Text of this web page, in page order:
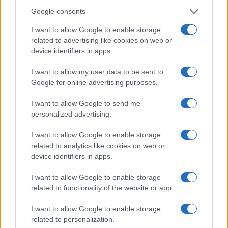
Google consents
I want to allow Google to enable storage
related to advertising like cookies on web or
device identifiers in apps.
I want to allow my user data to be sent to
Google for online advertising purposes.
I want to allow Google to send me
personalized advertising.
I want to allow Google to enable storage
related to analytics like cookies on web or
device identifiers in apps.
I want to allow Google to enable storage
related to functionality of the website or app.
I want to allow Google to enable storage
related to personalization.
ΤΗΛΕΟΡΑΣΗ
ΕΠΙΣΗΜΑΣΜΕΝΟ ΜΕ: OPEN , STAR , ΑΝΤ1 ,
ΚΟΥΤΣΕΛΙΝΗ , ΜΠΑΛΝΤΟΚ